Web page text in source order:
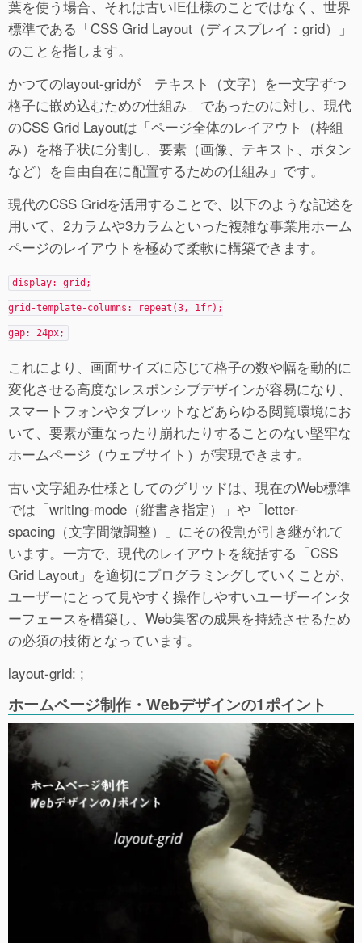
葉を使う場合、それは古いIE仕様のことではなく、世界
標準である「CSS Grid Layout（ディスプレイ：grid）」
のことを指します。
かつてのlayout-gridが「テキスト（文字）を一文字ずつ
格子に嵌め込むための仕組み」であったのに対し、現代
のCSS Grid Layoutは「ページ全体のレイアウト（枠組
み）を格子状に分割し、要素（画像、テキスト、ボタン
など）を自由自在に配置するための仕組み」です。
現代のCSS Gridを活用することで、以下のような記述を
用いて、2カラムや3カラムといった複雑な事業用ホーム
ページのレイアウトを極めて柔軟に構築できます。
display: grid;
grid-template-columns: repeat(3, 1fr);
gap: 24px;
これにより、画面サイズに応じて格子の数や幅を動的に
変化させる高度なレスポンシブデザインが容易になり、
スマートフォンやタブレットなどあらゆる閲覧環境にお
いて、要素が重なったり崩れたりすることのない堅牢な
ホームページ（ウェブサイト）が実現できます。
古い文字組み仕様としてのグリッドは、現在のWeb標準
では「writing-mode（縦書き指定）」や「letter-
spacing（文字間微調整）」にその役割が引き継がれて
います。一方で、現代のレイアウトを統括する「CSS
Grid Layout」を適切にプログラミングしていくことが、
ユーザーにとって見やすく操作しやすいユーザーインタ
ーフェースを構築し、Web集客の成果を持続させるため
の必須の技術となっています。
layout-grid: ;
ホームページ制作・Webデザインの1ポイント